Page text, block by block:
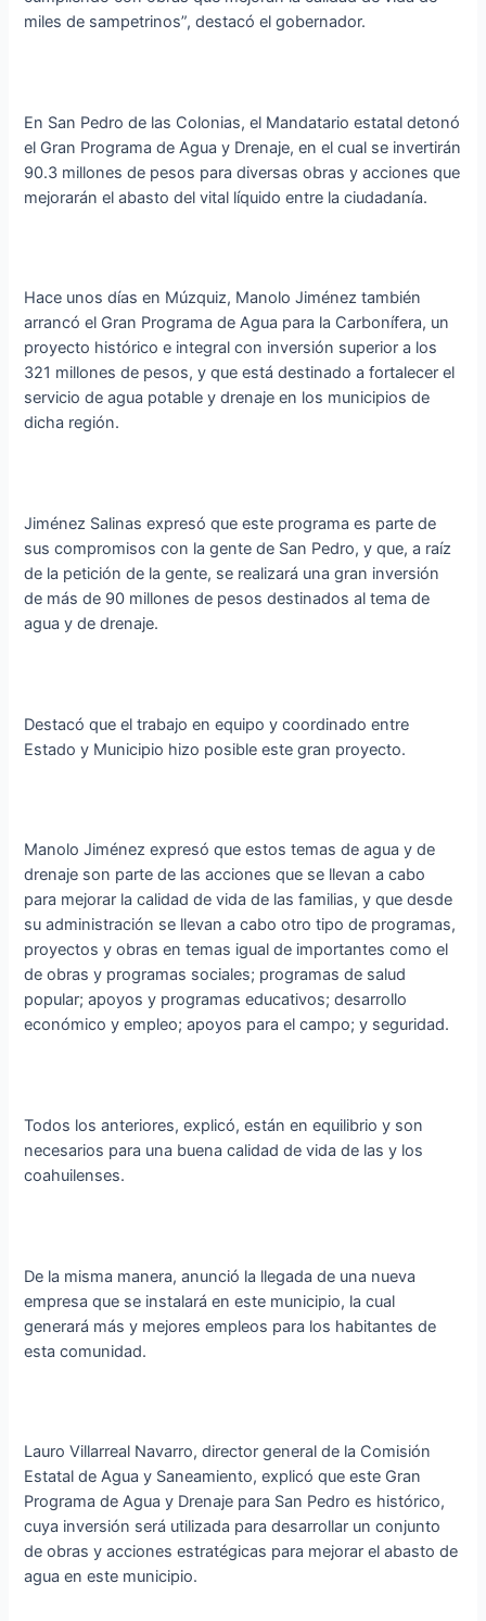
miles de sampetrinos”, destacó el gobernador.
En San Pedro de las Colonias, el Mandatario estatal detonó
el Gran Programa de Agua y Drenaje, en el cual se invertirán
90.3 millones de pesos para diversas obras y acciones que
mejorarán el abasto del vital líquido entre la ciudadanía.
Hace unos días en Múzquiz, Manolo Jiménez también
arrancó el Gran Programa de Agua para la Carbonífera, un
proyecto histórico e integral con inversión superior a los
321 millones de pesos, y que está destinado a fortalecer el
servicio de agua potable y drenaje en los municipios de
dicha región.
Jiménez Salinas expresó que este programa es parte de
sus compromisos con la gente de San Pedro, y que, a raíz
de la petición de la gente, se realizará una gran inversión
de más de 90 millones de pesos destinados al tema de
agua y de drenaje.
Destacó que el trabajo en equipo y coordinado entre
Estado y Municipio hizo posible este gran proyecto.
Manolo Jiménez expresó que estos temas de agua y de
drenaje son parte de las acciones que se llevan a cabo
para mejorar la calidad de vida de las familias, y que desde
su administración se llevan a cabo otro tipo de programas,
proyectos y obras en temas igual de importantes como el
de obras y programas sociales; programas de salud
popular; apoyos y programas educativos; desarrollo
económico y empleo; apoyos para el campo; y seguridad.
Todos los anteriores, explicó, están en equilibrio y son
necesarios para una buena calidad de vida de las y los
coahuilenses.
De la misma manera, anunció la llegada de una nueva
empresa que se instalará en este municipio, la cual
generará más y mejores empleos para los habitantes de
esta comunidad.
Lauro Villarreal Navarro, director general de la Comisión
Estatal de Agua y Saneamiento, explicó que este Gran
Programa de Agua y Drenaje para San Pedro es histórico,
cuya inversión será utilizada para desarrollar un conjunto
de obras y acciones estratégicas para mejorar el abasto de
agua en este municipio.